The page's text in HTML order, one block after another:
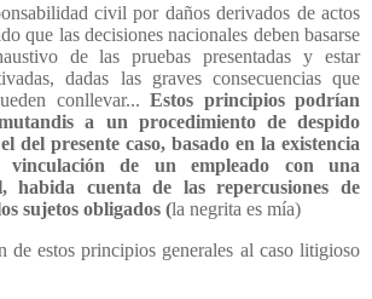
civil por daños derivados de actos
que las decisiones nacionales deben basarse
de las pruebas presentadas y estar
dadas las graves consecuencias que
conllevar... Estos principios podrían
a un procedimiento de despido
del presente caso, basado en la existencia
de un empleado con una
habida cuenta de las repercusiones de
sujetos obligados (la negrita es mía)
de estos principios generales al caso litigioso